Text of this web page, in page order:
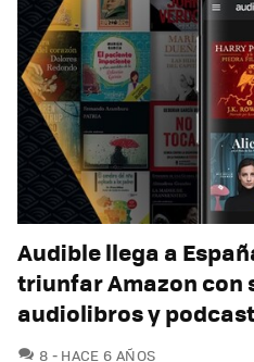
Audible llega a
triunfar Amazon con
audiolibros y
8 COMENTARIOS
HACE 6 AÑOS